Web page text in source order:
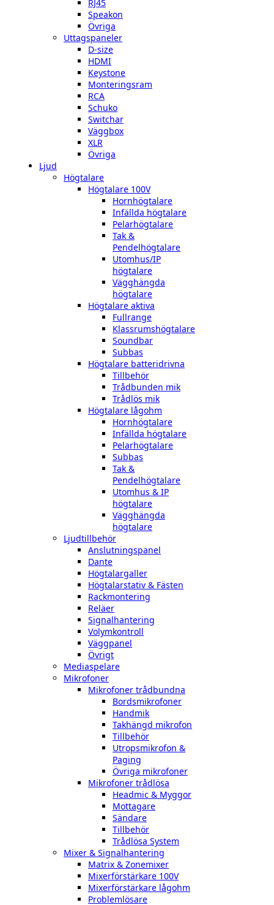
RJ45
Speakon
Övriga
Uttagspaneler
D-size
HDMI
Keystone
Monteringsram
RCA
Schuko
Switchar
Väggbox
XLR
Övriga
Ljud
Högtalare
Högtalare 100V
Hornhögtalare
Infällda högtalare
Pelarhögtalare
Tak &
Pendelhögtalare
Utomhus/IP
högtalare
Vägghängda
högtalare
Högtalare aktiva
Fullrange
Klassrumshögtalare
Soundbar
Subbas
Högtalare batteridrivna
Tillbehör
Trådbunden mik
Trådlös mik
Högtalare lågohm
Hornhögtalare
Infällda högtalare
Pelarhögtalare
Subbas
Tak &
Pendelhögtalare
Utomhus & IP
högtalare
Vägghängda
högtalare
Ljudtillbehör
Anslutningspanel
Dante
Högtalargaller
Högtalarstativ & Fästen
Rackmontering
Reläer
Signalhantering
Volymkontroll
Väggpanel
Övrigt
Mediaspelare
Mikrofoner
Mikrofoner trådbundna
Bordsmikrofoner
Handmik
Takhängd mikrofon
Tillbehör
Utropsmikrofon &
Paging
Övriga mikrofoner
Mikrofoner trådlösa
Headmic & Myggor
Mottagare
Sändare
Tillbehör
Trådlösa System
Mixer & Signalhantering
Matrix & Zonemixer
Mixerförstärkare 100V
Mixerförstärkare lågohm
Problemlösare